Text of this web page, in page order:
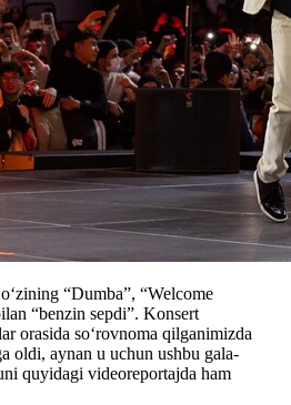
o‘zining “Dumba”, “Welcome
“benzin sepdi”. Konsert
orasida so‘rovnoma qilganimizda
oldi, aynan u uchun ushbu gala-
quyidagi videoreportajda ham